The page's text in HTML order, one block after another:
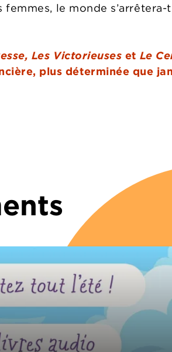
le monde
Les Victorieuses et Le
plus déterminée que